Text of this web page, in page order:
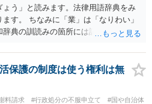
う」と読みます。法律用語辞典をみ
す。 ちなみに「業」は「なりわい」
典の訓読みの箇所には記載がないで
保護の制度は使う権利は無
料請求 #行政処分の不服申立て #国や自治体